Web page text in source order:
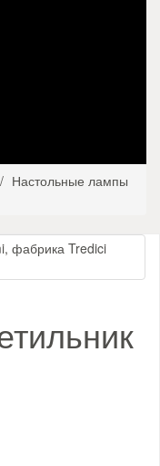
Настольные лампы